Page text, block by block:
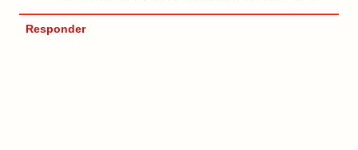
Responder